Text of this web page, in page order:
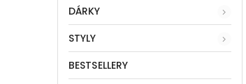
DÁRKY
STYLY
BESTSELLERY